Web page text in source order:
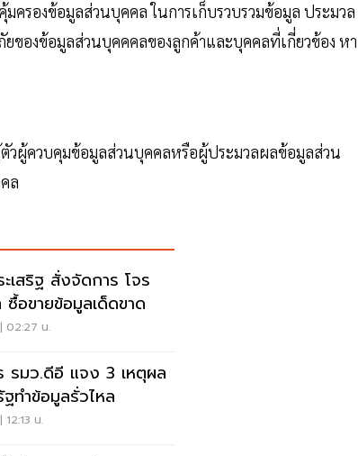
รองข้อมูลส่วนบุคคล ในการเก็บรวบรวมข้อมูล ประมวล
ของข้อมูลส่วนบุคคคลของลูกค้าและบุคคลที่เกี่ยวข้อง ห
วผู้ควบคุมข้อมูลส่วนบุคคลหรือผู้ประมวลผลข้อมูลส่วน
ล
เสริฐ สั่งจัดการ โจร
ซื้อขายข้อมูลเด็ดขาด
02:27 น.
รมว.ดีอี แจง 3 เหตุผล
ทำข้อมูลรั่วไหล
น.